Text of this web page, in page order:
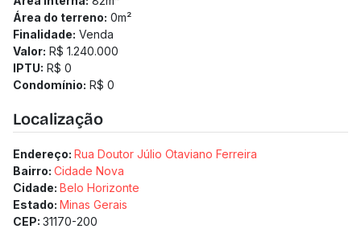
Previsão de entrega: 01/05/2025
Medidor de água individualizado
Medidor de gás individualizado
Taxa de enxoval: R$ 16.000
Área do terreno: 0m²
Finalidade: Venda
Valor: R$ 1.240.000
IPTU: R$ 0
Condomínio: R$ 0
Localização
Endereço: Rua Doutor Júlio Otaviano Ferreira
Bairro: Cidade Nova
Cidade: Belo Horizonte
Estado: Minas Gerais
CEP: 31170-200